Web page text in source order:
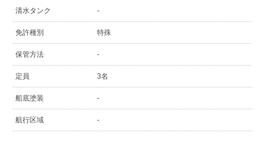
清水タンク -
免許種別 特殊
保管方法 -
定員 3名
船底塗装 -
航行区域 -